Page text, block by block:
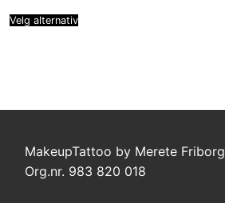
Velg alternativ
MakeupTattoo by Merete Friborg
Org.nr. 983 820 018